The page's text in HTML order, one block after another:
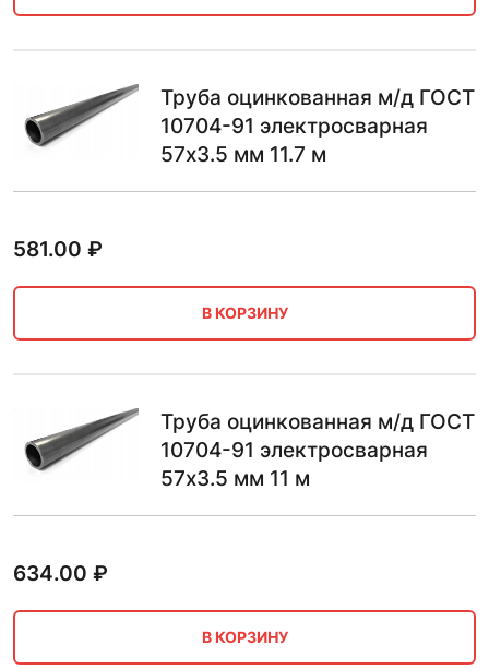
Труба оцинкованная м/д ГОСТ
10704-91 электросварная
57х3.5 мм 11.7 м
581.00 ₽
В КОРЗИНУ
Труба оцинкованная м/д ГОСТ
10704-91 электросварная
57х3.5 мм 11 м
634.00 ₽
В КОРЗИНУ